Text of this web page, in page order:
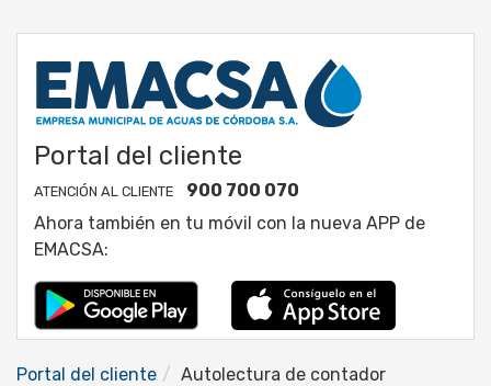
Portal del cliente
ATENCIÓN AL CLIENTE
900 700 070
Ahora también en tu móvil con la nueva APP de
EMACSA:
Portal del cliente Autolectura de contador